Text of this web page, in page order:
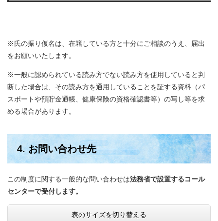
※氏の振り仮名は、在籍している方と十分にご相談のうえ、届出
をお願いいたします。
※一般に認められている読み方でない読み方を使用していると判
断した場合は、その読み方を通用していることを証する資料（パ
スポートや預貯金通帳、健康保険の資格確認書等）の写し等を求
める場合があります。
4. お問い合わせ先
この制度に関する一般的な問い合わせは法務省で設置するコール
センターで受付します。
表のサイズを切り替える